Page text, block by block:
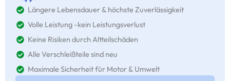
Längere Lebensdauer & höchste Zuverlässigkeit
Volle Leistung -kein Leistungsverlust
Keine Risiken durch Altteilschäden
Alle Verschleißteile sind neu
Maximale Sicherheit für Motor & Umwelt